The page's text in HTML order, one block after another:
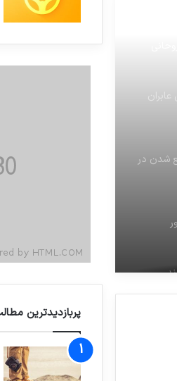
شدن در
پربازدیدترین